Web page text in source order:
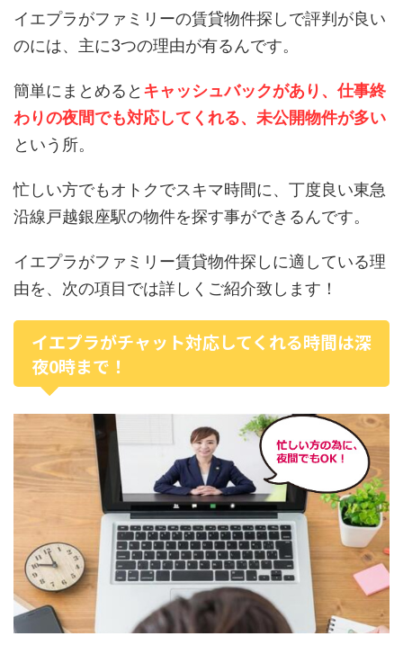
イエプラがファミリーの賃貸物件探しで評判が良い
のには、主に3つの理由が有るんです。
簡単にまとめると キャッシュバックがあり、仕事終
わりの夜間でも対応してくれる、未公開物件が多い
という所。
忙しい方でもオトクでスキマ時間に、丁度良い東急
沿線戸越銀座駅の物件を探す事ができるんです。
イエプラがファミリー賃貸物件探しに適している理
由を、次の項目では詳しくご紹介致します！
イエプラがチャット対応してくれる時間は深
夜0時まで！